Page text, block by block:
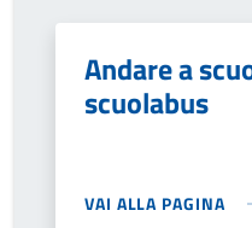
Andare a
scuolabus
VAI ALLA PAGINA